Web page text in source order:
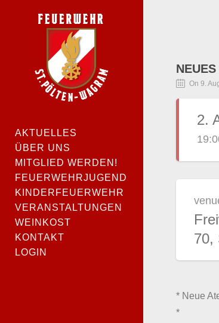
AKTUELLES
ÜBER UNS
MITGLIED WERDEN!
FEUERWEHRJUGEND
KINDERFEUERWEHR
VERANSTALTUNGEN
WEINKOST
KONTAKT
LOGIN
On 9.
2.
70,
* Neue
*